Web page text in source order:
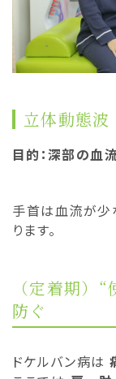
立体動態波
目的：深部の血
手首は血流が少
ります。
（定着期）
防ぐ
ドケルバン病は